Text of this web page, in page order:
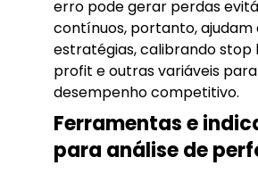
erro pode gerar perdas
contínuos, portanto, ajudam
estratégias, calibrando stop
profit e outras variáveis
desempenho competitivo.
Ferramentas e
para análise de